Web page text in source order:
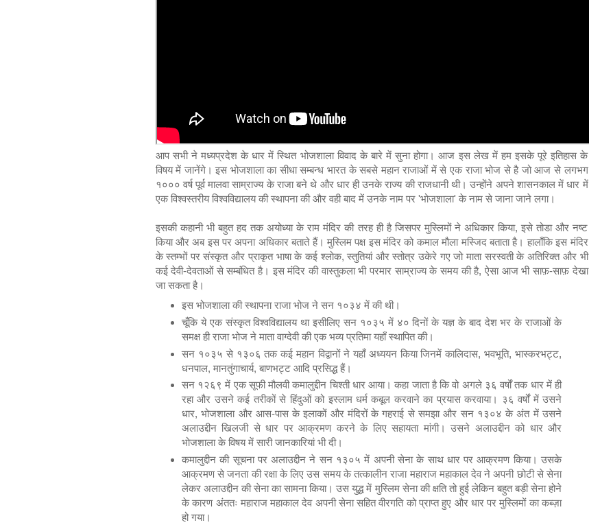
आप सभी ने मध्यप्रदेश के धार में स्थित भोजशाला विवाद के बारे में सुना होगा। आज इस लेख में हम इसके पूरे इतिहास के
विषय में जानेंगे। इस भोजशाला का सीधा सम्बन्ध भारत के सबसे महान राजाओं में से एक राजा भोज से है जो आज से लगभग
१००० वर्ष पूर्व मालवा साम्राज्य के राजा बने थे और धार ही उनके राज्य की राजधानी थी। उन्होंने अपने शासनकाल में धार में
एक विश्वस्तरीय विश्वविद्यालय की स्थापना की और वही बाद में उनके नाम पर 'भोजशाला' के नाम से जाना जाने लगा।
इसकी कहानी भी बहुत हद तक अयोध्या के राम मंदिर की तरह ही है जिसपर मुस्लिमों ने अधिकार किया, इसे तोडा और नष्ट
किया और अब इस पर अपना अधिकार बताते हैं। मुस्लिम पक्ष इस मंदिर को कमाल मौला मस्जिद बताता है। हालाँकि इस मंदिर
के स्तम्भों पर संस्कृत और प्राकृत भाषा के कई श्लोक, स्तुतियां और स्तोत्र उकेरे गए जो माता सरस्वती के अतिरिक्त और भी
कई देवी-देवताओं से सम्बंधित है। इस मंदिर की वास्तुकला भी परमार साम्राज्य के समय की है, ऐसा आज भी साफ़-साफ़ देखा
जा सकता है।
इस भोजशाला की स्थापना राजा भोज ने सन १०३४ में की थी।
चूँकि ये एक संस्कृत विश्वविद्यालय था इसीलिए सन १०३५ में ४० दिनों के यज्ञ के बाद देश भर के राजाओं के
समक्ष ही राजा भोज ने माता वाग्देवी की एक भव्य प्रतिमा यहाँ स्थापित की।
सन १०३५ से १३०६ तक कई महान विद्वानों ने यहाँ अध्ययन किया जिनमें कालिदास, भवभूति, भास्करभट्ट,
धनपाल, मानतुंगाचार्य, बाणभट्ट आदि प्रसिद्ध हैं।
सन १२६९ में एक सूफी मौलवी कमालुद्दीन चिश्ती धार आया। कहा जाता है कि वो अगले ३६ वर्षों तक धार में ही
रहा और उसने कई तरीकों से हिंदुओं को इस्लाम धर्म कबूल करवाने का प्रयास करवाया। ३६ वर्षों में उसने
धार, भोजशाला और आस-पास के इलाकों और मंदिरों के गहराई से समझा और सन १३०४ के अंत में उसने
अलाउद्दीन खिलजी से धार पर आक्रमण करने के लिए सहायता मांगी। उसने अलाउद्दीन को धार और
भोजशाला के विषय में सारी जानकारियां भी दी।
कमालुद्दीन की सूचना पर अलाउद्दीन ने सन १३०५ में अपनी सेना के साथ धार पर आक्रमण किया। उसके
आक्रमण से जनता की रक्षा के लिए उस समय के तत्कालीन राजा महाराज महाकाल देव ने अपनी छोटी से सेना
लेकर अलाउद्दीन की सेना का सामना किया। उस युद्ध में मुस्लिम सेना की क्षति तो हुई लेकिन बहुत बड़ी सेना होने
के कारण अंततः महाराज महाकाल देव अपनी सेना सहित वीरगति को प्राप्त हुए और धार पर मुस्लिमों का कब्ज़ा
हो गया।